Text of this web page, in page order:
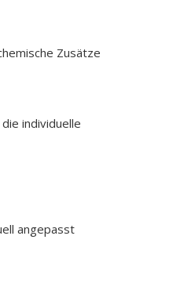
Zusätze
individuelle
angepasst